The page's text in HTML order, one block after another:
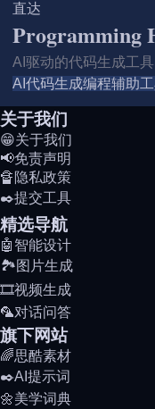
直达
Programming
AI驱动的代码生成工
AI代码生成编程辅助
关于我们
😁关于我们
📢免责声明
🔏隐私政策
✒️提交工具
精选导航
🤖智能设计
🏞️图片生成
🎞️视频生成
🦜对话问答
旗下网站
🌈思酷素材
✒️AI提示词
🌼美学词典